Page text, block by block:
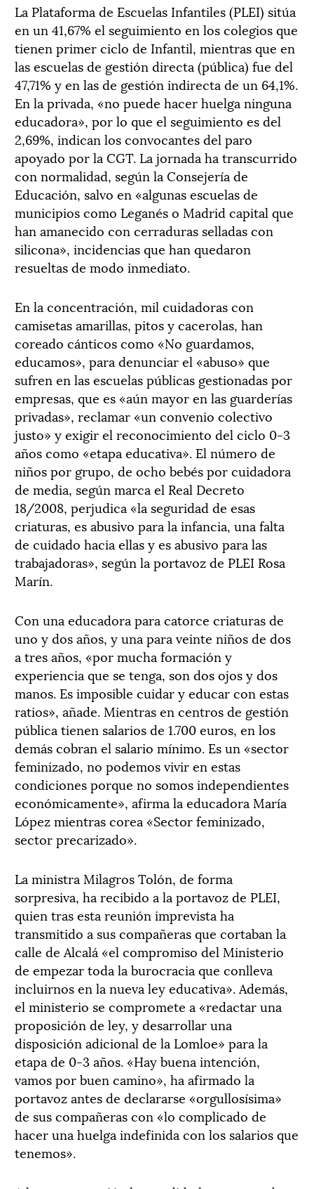
La Plataforma de Escuelas Infantiles (PLEI) sitúa
en un 41,67% el seguimiento en los colegios que
tienen primer ciclo de Infantil, mientras que en
las escuelas de gestión directa (pública) fue del
47,71% y en las de gestión indirecta de un 64,1%.
En la privada, «no puede hacer huelga ninguna
educadora», por lo que el seguimiento es del
2,69%, indican los convocantes del paro
apoyado por la CGT. La jornada ha transcurrido
con normalidad, según la Consejería de
Educación, salvo en «algunas escuelas de
municipios como Leganés o Madrid capital que
han amanecido con cerraduras selladas con
silicona», incidencias que han quedaron
resueltas de modo inmediato.
En la concentración, mil cuidadoras con
camisetas amarillas, pitos y cacerolas, han
coreado cánticos como «No guardamos,
educamos», para denunciar el «abuso» que
sufren en las escuelas públicas gestionadas por
empresas, que es «aún mayor en las guarderías
privadas», reclamar «un convenio colectivo
justo» y exigir el reconocimiento del ciclo 0-3
años como «etapa educativa». El número de
niños por grupo, de ocho bebés por cuidadora
de media, según marca el Real Decreto
18/2008, perjudica «la seguridad de esas
criaturas, es abusivo para la infancia, una falta
de cuidado hacia ellas y es abusivo para las
trabajadoras», según la portavoz de PLEI Rosa
Marín.
Con una educadora para catorce criaturas de
uno y dos años, y una para veinte niños de dos
a tres años, «por mucha formación y
experiencia que se tenga, son dos ojos y dos
manos. Es imposible cuidar y educar con estas
ratios», añade. Mientras en centros de gestión
pública tienen salarios de 1.700 euros, en los
demás cobran el salario mínimo. Es un «sector
feminizado, no podemos vivir en estas
condiciones porque no somos independientes
económicamente», afirma la educadora María
López mientras corea «Sector feminizado,
sector precarizado».
La ministra Milagros Tolón, de forma
sorpresiva, ha recibido a la portavoz de PLEI,
quien tras esta reunión imprevista ha
transmitido a sus compañeras que cortaban la
calle de Alcalá «el compromiso del Ministerio
de empezar toda la burocracia que conlleva
incluirnos en la nueva ley educativa». Además,
el ministerio se compromete a «redactar una
proposición de ley, y desarrollar una
disposición adicional de la Lomloe» para la
etapa de 0-3 años. «Hay buena intención,
vamos por buen camino», ha afirmado la
portavoz antes de declararse «orgullosísima»
de sus compañeras con «lo complicado de
hacer una huelga indefinida con los salarios que
tenemos».